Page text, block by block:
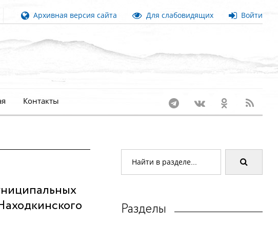
Архивная версия сайта Для слабовидящих Войти
Контакты
Разделы